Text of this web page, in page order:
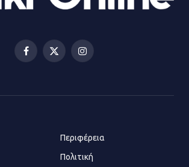
Πολυχώρο ΙΡΙΣ
21.07.2026 | 14:01
Πώς έγινε η επίθεση στους δύο
Facebook
X
Instagram
Περιφέρεια
Πολιτική